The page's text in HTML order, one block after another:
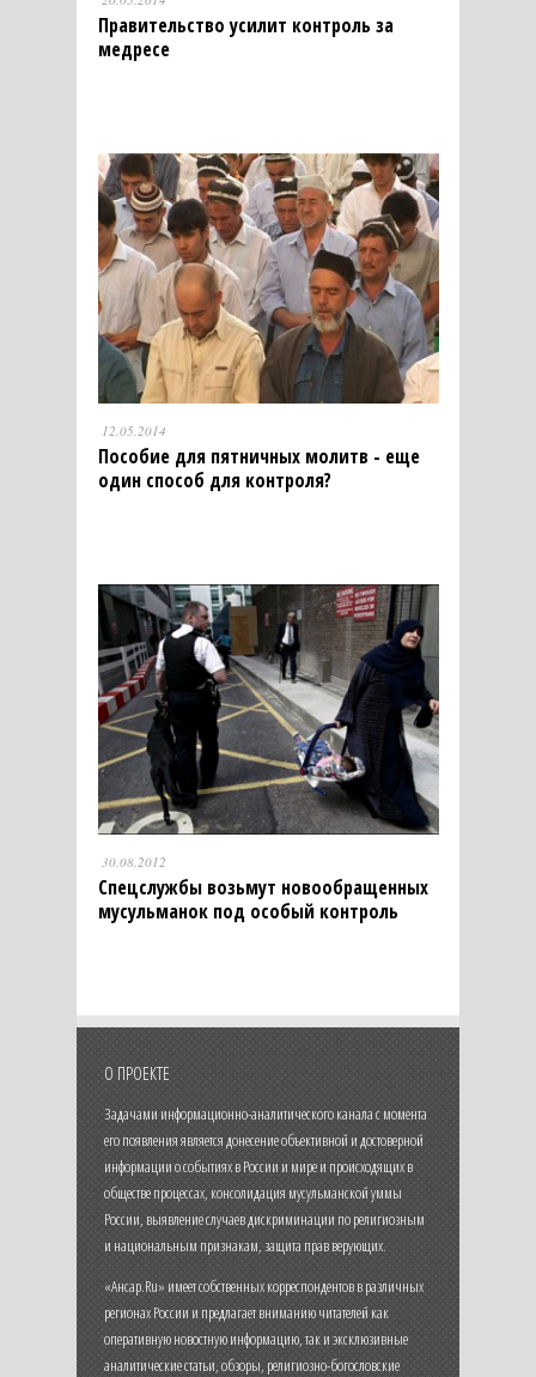
Правительство усилит контроль за
медресе
12.05.2014
Пособие для пятничных молитв - еще
один способ для контроля?
30.08.2012
Спецслужбы возьмут новообращенных
мусульманок под особый контроль
О ПРОЕКТЕ
Задачами информационно-аналитического канала с момента
его появления является донесение объективной и достоверной
информации о событиях в России и мире и происходящих в
обществе процессах, консолидация мусульманской уммы
России, выявление случаев дискриминации по религиозным
и национальным признакам, защита прав верующих.
«Ансар.Ru» имеет собственных корреспондентов в различных
регионах России и предлагает вниманию читателей как
оперативную новостную информацию, так и эксклюзивные
аналитические статьи, обзоры, религиозно-богословские